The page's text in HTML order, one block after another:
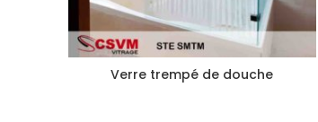
Verre trempé de douche